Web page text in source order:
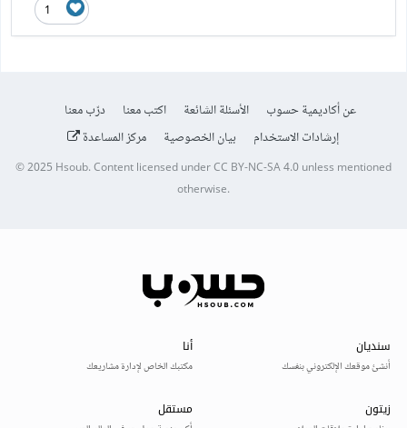
1
عن أكاديمية حسوب الأسئلة الشائعة اكتب معنا
درّب معنا
إرشادات الاستخدام
بيان الخصوصية مركز المساعدة
© 2025 Hsoub.Content licensed underCC BY-NC-SA 4.0unless mentioned
otherwise.